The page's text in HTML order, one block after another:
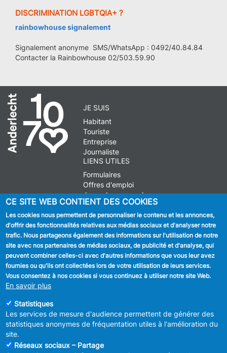
DISCRIMINATION LGBTQIA+ ?
rainbowhouse signalement
Signalement anonyme SMS/WhatsApp : 0492/40.84.84
Contacter la Rainbowhouse 02/503.59.90
JE SUIS
Habitant
Touriste
Entreprise
Journaliste
LIENS UTILES
Formulaires
Offres d'emploi
Journal communal
Stationnement
SUIVEZ NOUS
Facebook
Linkedin
CE SITE WEB CONTIENT DES COOKIES
Les cookies nous permettent de personnaliser le contenu et les annonces,
d'offrir des fonctionnalités relatives aux médias sociaux et d'analyser notre
trafic. Nous partageons également des informations sur l'utilisation de notre
site avec nos partenaires de médias sociaux, de publicité et d'analyse, qui
peuvent combiner celles-ci avec d'autres informations que vous leur avez
fournies ou qu'ils ont collectées lors de votre utilisation de leurs services.
Vous consentez à nos cookies si vous continuez à utiliser notre site Web.
En savoir plus
Statistiques
Les services de mesure d'audience permettent de générer des
statistiques anonymes de fréquentation utiles à l'amélioration du
site.
Réseaux sociaux – Partage